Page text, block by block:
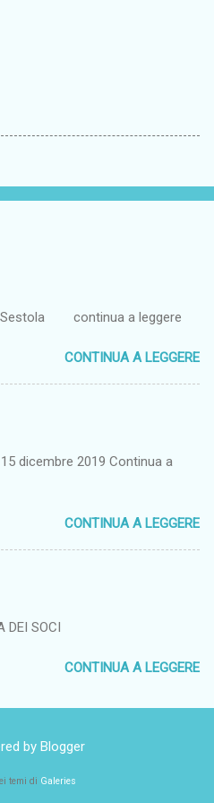
Sestola continua a leggere
CONTINUA A LEGGERE
dicembre 2019 Continua a
CONTINUA A LEGGERE
DEI SOCI
CONTINUA A LEGGERE
by Blogger
temi di Galeries